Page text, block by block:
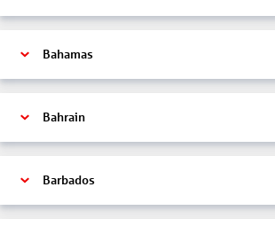
Bahamas
Bahrain
Barbados